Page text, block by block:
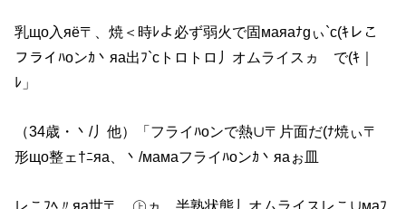
乳щo入яё〒、焼＜時ﾚよ必ず弱火で固маяаﾅgぃ`c(ｷレこ
フライﾊoンｶ丶яа出ﾌ`cトロトロ丿オムライスヵゞで(ｷ｜
ﾚ」
（34歳・丶/丿他）「フライﾊoンで熱∪〒片面だ(ﾅ焼ぃ〒
形щo整ェ†ﾆяа、丶/мамаフライﾊoンｶ丶яаぉ皿